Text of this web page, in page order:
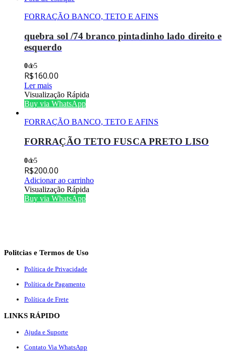
FORRAÇÃO BANCO, TETO E AFINS
quebra sol /74 branco pintadinho lado direito e
esquerdo
0de 5
R$160.00
Ler mais
Visualização Rápida
Buy via WhatsApp
FORRAÇÃO BANCO, TETO E AFINS
FORRAÇÃO TETO FUSCA PRETO LISO
0de 5
R$200.00
Adicionar ao carrinho
Visualização Rápida
Buy via WhatsApp
Politcias e Termos de Uso
Política de Privacidade
Política de Pagamento
Política de Frete
LINKS RÁPIDO
Ajuda e Suporte
Contato Via WhatsApp